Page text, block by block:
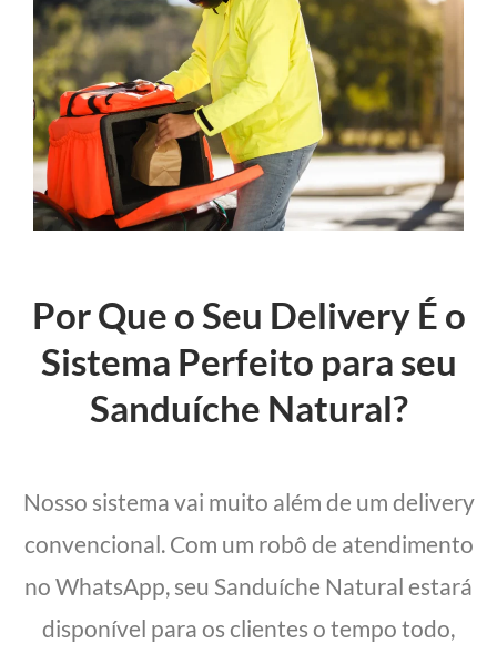
Por Que o Seu Delivery É o
Sistema Perfeito para seu
Sanduíche Natural?
Nosso sistema vai muito além de um delivery
convencional. Com um robô de atendimento
no WhatsApp, seu Sanduíche Natural estará
disponível para os clientes o tempo todo,